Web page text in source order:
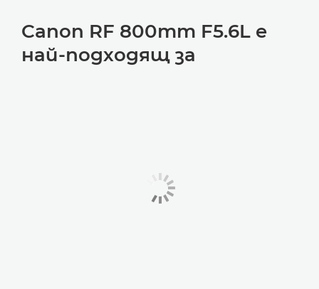
Canon RF 800mm F5.6L е
най-подходящ за